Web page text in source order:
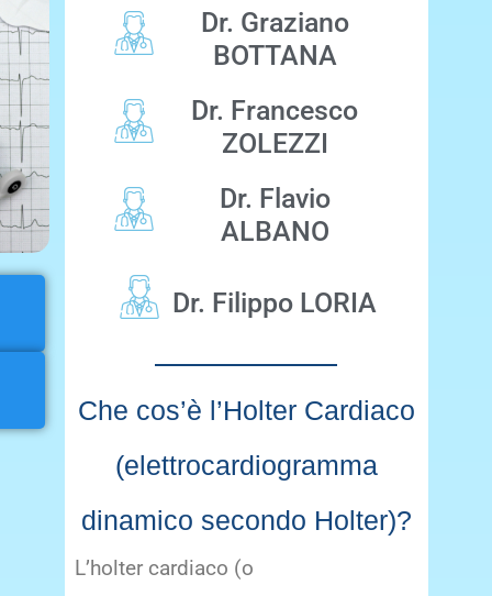
Dr. Graziano
BOTTANA
Dr. Francesco
ZOLEZZI
Dr. Flavio
ALBANO
Dr. Filippo LORIA
Che cos’è l’Holter Cardiaco
(elettrocardiogramma
dinamico secondo Holter)?
L’holter cardiaco (o